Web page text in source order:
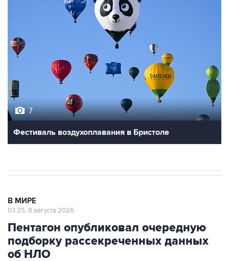
7
Фестиваль воздухоплавания в Бристоле
В МИРЕ
03:25, 8 августа 2026
Пентагон опубликовал очередную
подборку рассекреченных данных
об НЛО